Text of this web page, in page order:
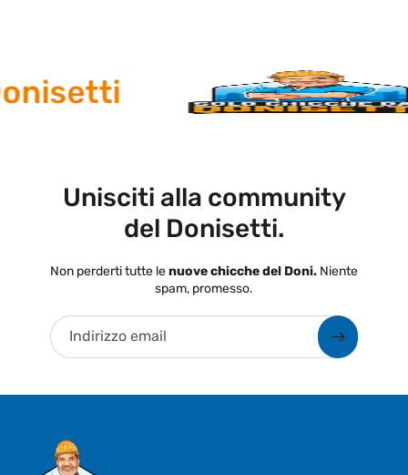
Unisciti alla community
del Donisetti.
Non perderti tutte lenuove chicche del Doni. Niente
spam, promesso.
Indirizzo email